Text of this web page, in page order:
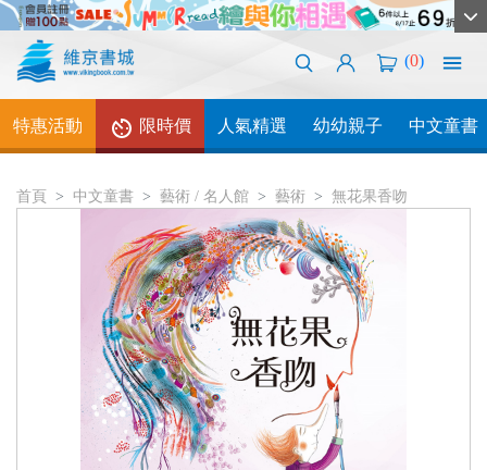
(0)
特惠活動 限時價 人氣精選 幼幼親子 中文童書
首頁 中文童書 藝術 / 名人館 藝術 無花果香吻